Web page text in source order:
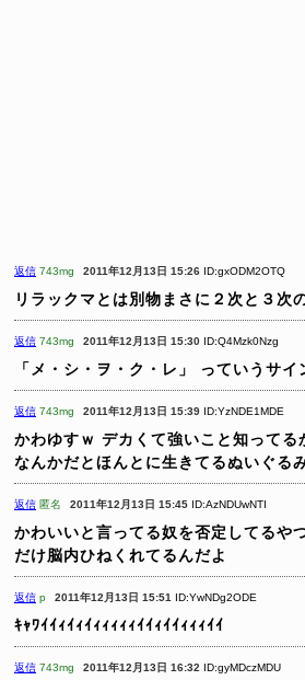
返信 743mg 2011年12月13日 15:26 ID:gxODM2OTQ
リラックマとは別物まさに２次と３次
返信 743mg 2011年12月13日 15:30 ID:Q4Mzk0Nzg
「メ・シ・ヲ・ク・レ」 っていうサイ
返信 743mg 2011年12月13日 15:39 ID:YzNDE1MDE
かわゆすｗ デカくて強いこと知ってる
なんかだとほんとに生きてるぬいぐる
返信 匿名 2011年12月13日 15:45 ID:AzNDUwNTI
かわいいと言ってる奴を否定してるや
だけ脳内ひねくれてるんだよ
返信 p 2011年12月13日 15:51 ID:YwNDg2ODE
ｷｬﾜｲｲｨｲｨｲｨｨｨｨｨｲｲｨｲｲｨｨｨｲｲ
返信 743mg 2011年12月13日 16:32 ID:gyMDczMDU